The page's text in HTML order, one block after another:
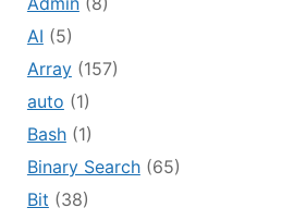
AI (5)
Array(157)
auto (1)
Bash(1)
Binary Search(65)
Bit (38)